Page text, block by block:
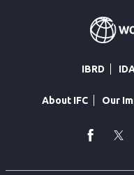
IBRD
About IFC Our